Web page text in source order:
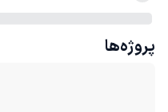
پروژه‌ها